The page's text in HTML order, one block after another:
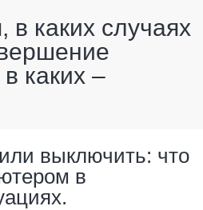
в каких случаях
каких –
выключить: что
в